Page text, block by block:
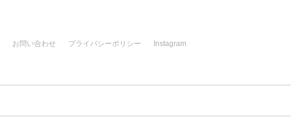
お問い合わせ プライバシーポリシー Instagram